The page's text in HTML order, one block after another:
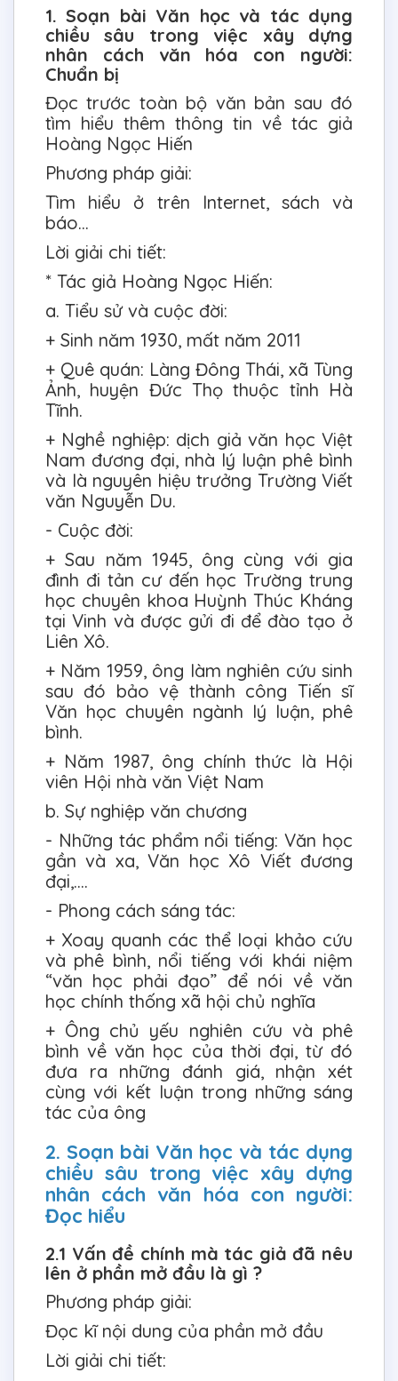
1. Soạn bài Văn học và tác dụng
chiều sâu trong việc xây dựng
nhân cách văn hóa con người:
Chuẩn bị
Đọc trước toàn bộ văn bản sau đó
tìm hiểu thêm thông tin về tác giả
Hoàng Ngọc Hiến
Phương pháp giải:
Tìm hiểu ở trên Internet, sách và
báo…
Lời giải chi tiết:
* Tác giả Hoàng Ngọc Hiến:
a. Tiểu sử và cuộc đời:
+ Sinh năm 1930, mất năm 2011
+ Quê quán: Làng Đông Thái, xã Tùng
Ảnh, huyện Đức Thọ thuộc tỉnh Hà
Tĩnh.
+ Nghề nghiệp: dịch giả văn học Việt
Nam đương đại, nhà lý luận phê bình
và là nguyên hiệu trưởng Trường Viết
văn Nguyễn Du.
- Cuộc đời:
+ Sau năm 1945, ông cùng với gia
đình đi tản cư đến học Trường trung
học chuyên khoa Huỳnh Thúc Kháng
tại Vinh và được gửi đi để đào tạo ở
Liên Xô.
+ Năm 1959, ông làm nghiên cứu sinh
sau đó bảo vệ thành công Tiến sĩ
Văn học chuyên ngành lý luận, phê
bình.
+ Năm 1987, ông chính thức là Hội
viên Hội nhà văn Việt Nam
b. Sự nghiệp văn chương
- Những tác phẩm nổi tiếng: Văn học
gần và xa, Văn học Xô Viết đương
đại,….
- Phong cách sáng tác:
+ Xoay quanh các thể loại khảo cứu
và phê bình, nổi tiếng với khái niệm
“văn học phải đạo” để nói về văn
học chính thống xã hội chủ nghĩa
+ Ông chủ yếu nghiên cứu và phê
bình về văn học của thời đại, từ đó
đưa ra những đánh giá, nhận xét
cùng với kết luận trong những sáng
tác của ông
2. Soạn bài Văn học và tác dụng
chiều sâu trong việc xây dựng
nhân cách văn hóa con người:
Đọc hiểu
2.1 Vấn đề chính mà tác giả đã nêu
lên ở phần mở đầu là gì ?
Phương pháp giải:
Đọc kĩ nội dung của phần mở đầu
Lời giải chi tiết: